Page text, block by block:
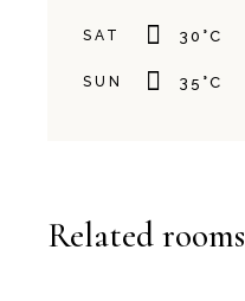
SAT 30 °C
SUN 35 °C
Related rooms